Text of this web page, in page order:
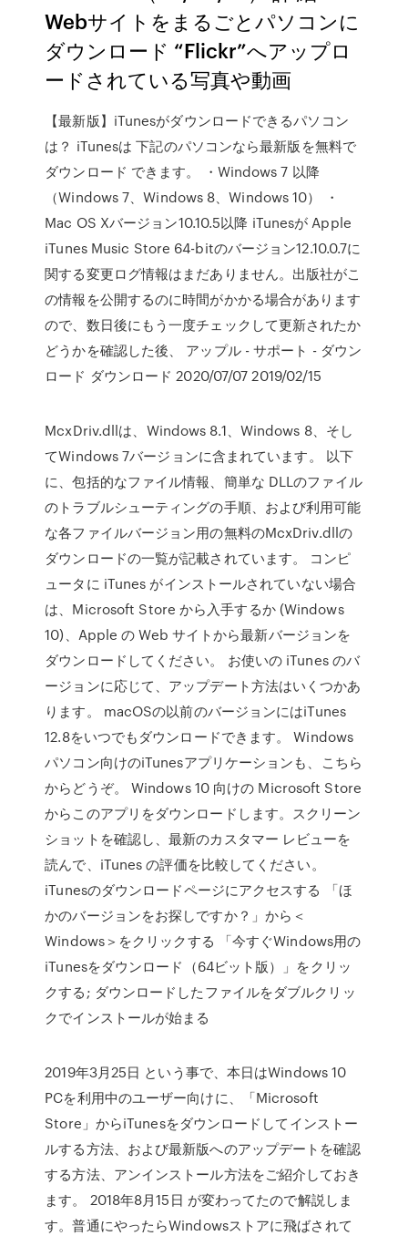
Webサイトをまるごとパソコンに
ダウンロード “Flickr”へアップロ
ードされている写真や動画
【最新版】iTunesがダウンロードできるパソコン
は？ iTunesは 下記のパソコンなら最新版を無料で
ダウンロード できます。 ・Windows 7 以降
（Windows 7、Windows 8、Windows 10） ・
Mac OS Xバージョン10.10.5以降 iTunesが Apple
iTunes Music Store 64-bitのバージョン12.10.0.7に
関する変更ログ情報はまだありません。出版社がこ
の情報を公開するのに時間がかかる場合があります
ので、数日後にもう一度チェックして更新されたか
どうかを確認した後、 アップル - サポート - ダウン
ロード ダウンロード 2020/07/07 2019/02/15
McxDriv.dllは、Windows 8.1、Windows 8、そし
てWindows 7バージョンに含まれています。 以下
に、包括的なファイル情報、簡単な DLLのファイル
のトラブルシューティングの手順、および利用可能
な各ファイルバージョン用の無料のMcxDriv.dllの
ダウンロードの一覧が記載されています。 コンピ
ュータに iTunes がインストールされていない場合
は、Microsoft Store から入手するか (Windows
10)、Apple の Web サイトから最新バージョンを
ダウンロードしてください。 お使いの iTunes のバ
ージョンに応じて、アップデート方法はいくつかあ
ります。 macOSの以前のバージョンにはiTunes
12.8をいつでもダウンロードできます。 Windows
パソコン向けのiTunesアプリケーションも、こちら
からどうぞ。 Windows 10 向けの Microsoft Store
からこのアプリをダウンロードします。スクリーン
ショットを確認し、最新のカスタマー レビューを
読んで、iTunes の評価を比較してください。
iTunesのダウンロードページにアクセスする 「ほ
かのバージョンをお探しですか？」から＜
Windows＞をクリックする 「今すぐWindows用の
iTunesをダウンロード（64ビット版）」をクリッ
クする; ダウンロードしたファイルをダブルクリッ
クでインストールが始まる
2019年3月25日 という事で、本日はWindows 10
PCを利用中のユーザー向けに、「Microsoft
Store」からiTunesをダウンロードしてインストー
ルする方法、および最新版へのアップデートを確認
する方法、アンインストール方法をご紹介しておき
ます。 2018年8月15日 が変わってたので解説しま
す。普通にやったらWindowsストアに飛ばされて